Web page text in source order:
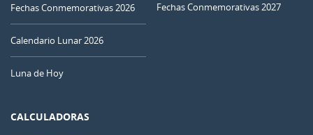
Fechas Conmemorativas 2026
Calendario Lunar 2026
Luna de Hoy
Fechas Conmemorativas 2027
CALCULADORAS